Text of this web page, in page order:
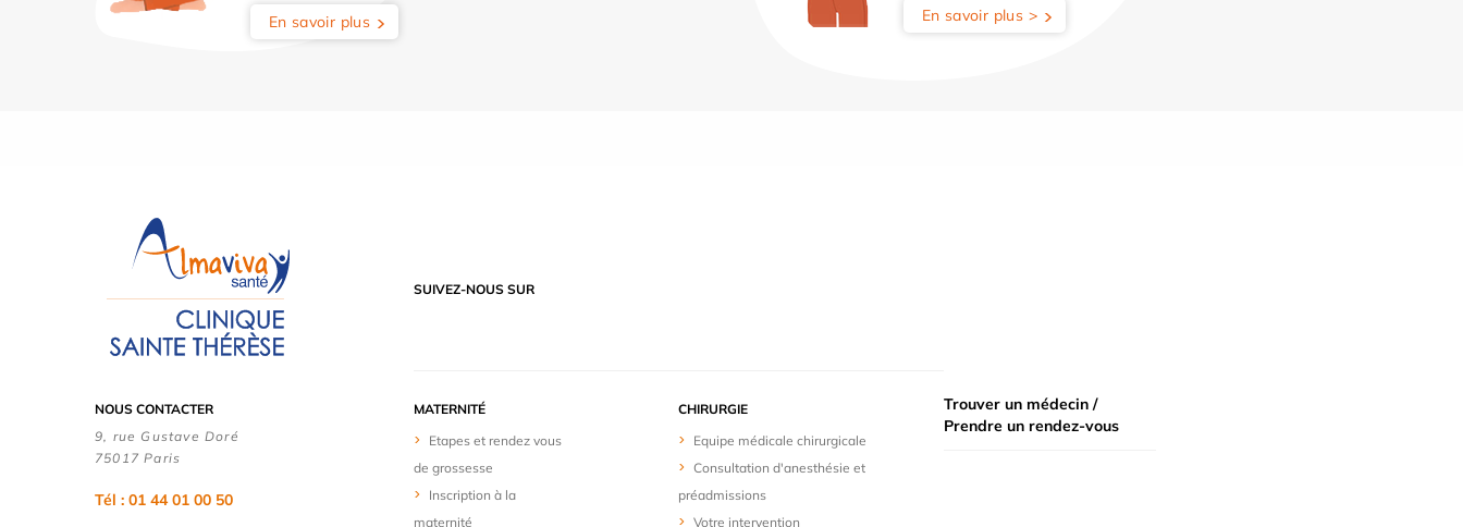
En savoir plus En savoir plus >
SUIVEZ-NOUS SUR
NOUS CONTACTER
9, rue Gustave Doré
75017 Paris
Tél : 01 44 01 00 50
MATERNITÉ
Etapes et rendez vous
de grossesse
Inscription à la
maternité
CHIRURGIE
Equipe médicale chirurgicale
Consultation d'anesthésie et
préadmissions
Votre intervention
Trouver un médecin /
Prendre un rendez-vous